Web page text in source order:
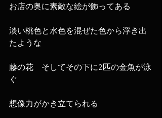
お店の奥に素敵な絵が飾ってある
淡い桃色と水色を混ぜた色から浮き出
たような
藤の花　そしてその下に2匹の金魚が泳
ぐ
想像力がかき立てられる